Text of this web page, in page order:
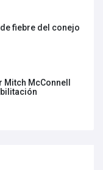
fiebre del conejo
McConnell